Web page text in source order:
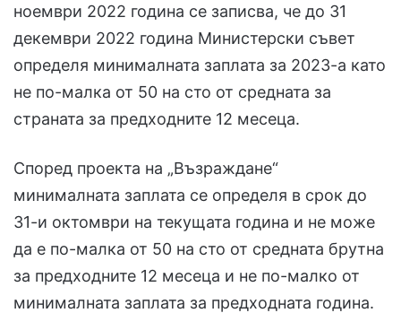
ноември 2022 година се записва, че до 31
декември 2022 година Министерски съвет
определя минималната заплата за 2023-а като
не по-малка от 50 на сто от средната за
страната за предходните 12 месеца.
Според проекта на „Възраждане“
минималната заплата се определя в срок до
31-и октомври на текущата година и не може
да е по-малка от 50 на сто от средната брутна
за предходните 12 месеца и не по-малко от
минималната заплата за предходната година.